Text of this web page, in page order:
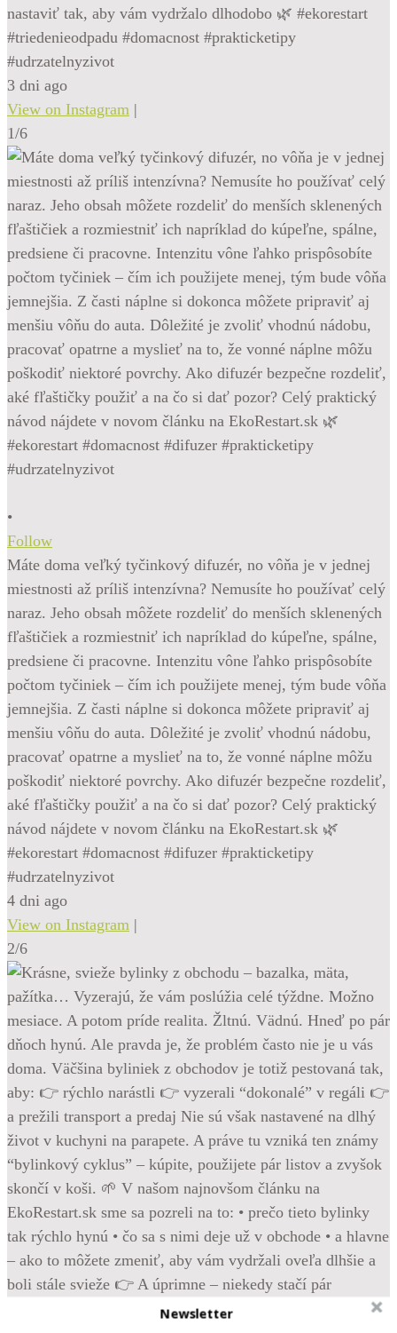
nastaviť tak, aby vám vydržalo dlhodobo 🌿 #ekorestart
#triedenieodpadu #domacnost #prakticketipy
#udrzatelnyzivot
3 dni ago
View on Instagram |
1/6
•
Follow
Máte doma veľký tyčinkový difuzér, no vôňa je v jednej
miestnosti až príliš intenzívna? Nemusíte ho používať celý
naraz. Jeho obsah môžete rozdeliť do menších sklenených
fľaštičiek a rozmiestniť ich napríklad do kúpeľne, spálne,
predsiene či pracovne. Intenzitu vône ľahko prispôsobíte
počtom tyčiniek – čím ich použijete menej, tým bude vôňa
jemnejšia. Z časti náplne si dokonca môžete pripraviť aj
menšiu vôňu do auta. Dôležité je zvoliť vhodnú nádobu,
pracovať opatrne a myslieť na to, že vonné náplne môžu
poškodiť niektoré povrchy. Ako difuzér bezpečne rozdeliť,
aké fľaštičky použiť a na čo si dať pozor? Celý praktický
návod nájdete v novom článku na EkoRestart.sk 🌿
#ekorestart #domacnost #difuzer #prakticketipy
#udrzatelnyzivot
4 dni ago
View on Instagram |
2/6
Newsletter